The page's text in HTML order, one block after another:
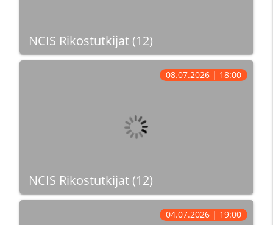
NCIS Rikostutkijat (12)
NCIS Rikostutkijat (12)
08.07.2026 | 18:00
04.07.2026 | 19:00